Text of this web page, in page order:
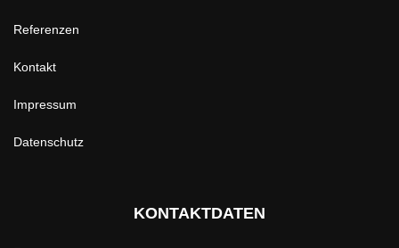
Referenzen
Kontakt
Impressum
Datenschutz
KONTAKTDATEN